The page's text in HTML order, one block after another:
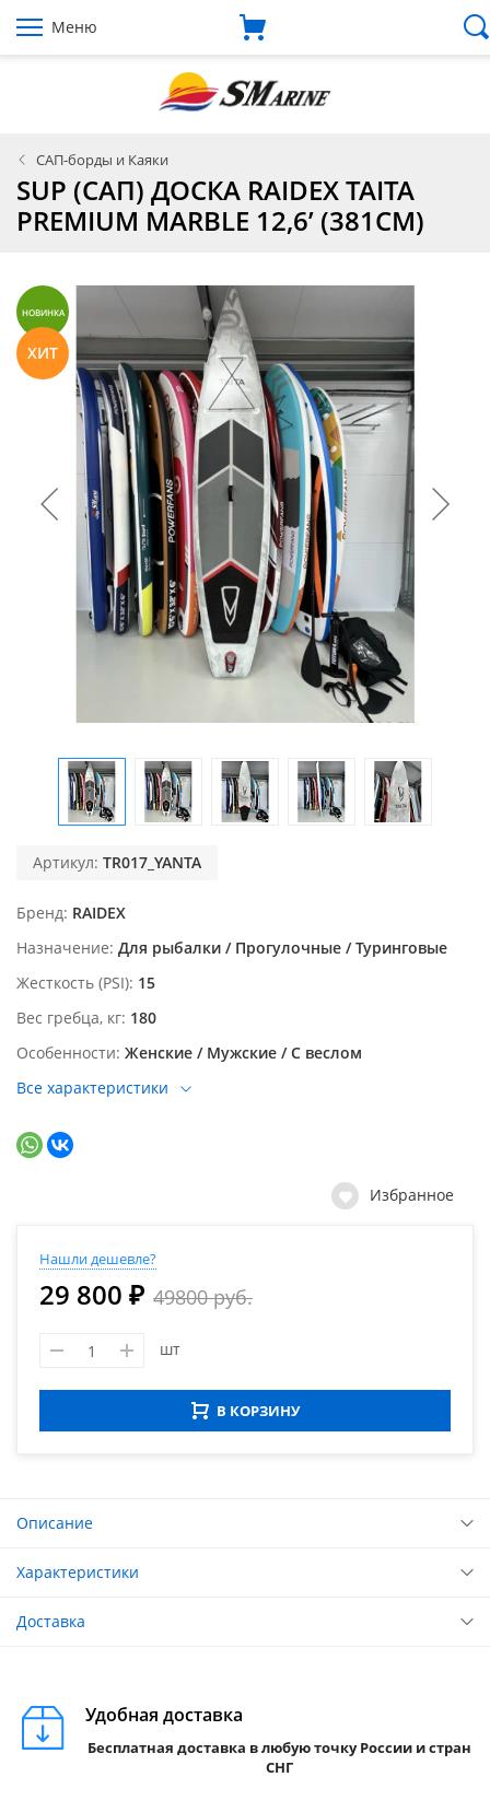
Меню
САП-борды и Каяки
SUP (САП) ДОСКА RAIDEX TAITA
PREMIUM MARBLE 12,6’ (381СМ)
НОВИНКА
ХИТ
Артикул: TR017_YANTA
Бренд RAIDEX
Назначение Для рыбалки / Прогулочные / Туринговые
Жесткость (PSI) 15
Вес гребца, кг 180
Особенности Женские / Мужские / С веслом
Все характеристики
Избранное
Нашли дешевле?
29 800 ₽ 49800 руб.
шт
В КОРЗИНУ
Описание
Характеристики
Доставка
Удобная доставка
Бесплатная доставка в любую точку России и стран
СНГ